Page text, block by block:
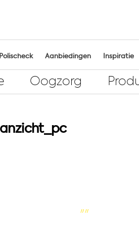
Polischeck Aanbiedingen Inspiratie
Oogzorg